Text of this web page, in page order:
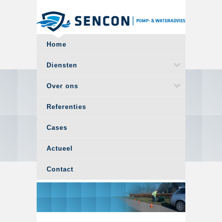
Home
Diensten
Over ons
Referenties
Cases
Actueel
Contact